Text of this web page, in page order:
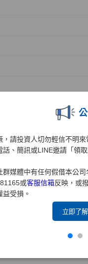
，請投資人切勿輕信不明
話、簡訊或LINE邀請「領
群媒體中有任何假借本公
或客服信箱反映，或
受損。
立即了解